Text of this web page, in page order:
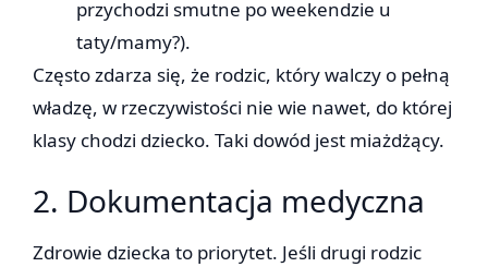
przychodzi smutne po weekendzie u
taty/mamy?).
Często zdarza się, że rodzic, który walczy o pełną
władzę, w rzeczywistości nie wie nawet, do której
klasy chodzi dziecko. Taki dowód jest miażdżący.
2. Dokumentacja medyczna
Zdrowie dziecka to priorytet. Jeśli drugi rodzic